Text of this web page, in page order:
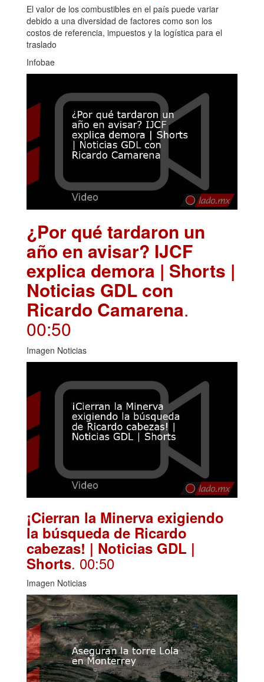
El valor de los combustibles en el país puede variar
debido a una diversidad de factores como son los
costos de referencia, impuestos y la logística para el
traslado
Infobae
¿Por qué tardaron un
año en avisar? IJCF
explica demora | Shorts |
Noticias GDL con
Ricardo Camarena.
00:50
Imagen Noticias
¡Cierran la Minerva exigiendo
la búsqueda de Ricardo
cabezas! | Noticias GDL |
Shorts. 00:50
Imagen Noticias